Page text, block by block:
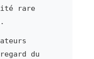
rare
du